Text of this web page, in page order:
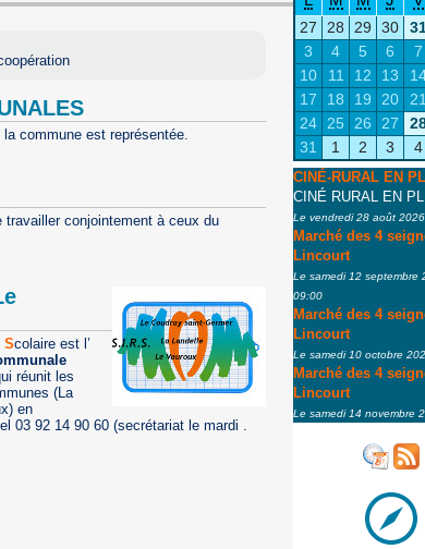
commune est représentée.
travailler conjointement à ceux du
Scolaire est l’
réunit les
(La
en
03 92 14 90 60 (secrétariat le mardi .
27 28 29 30
3
4 5 6 7
10
11 12 13
17
18 19 20 21
24
25 26 27
31
1 2 3 4
CINÉ-RURAL EN
CINÉ RURAL EN
Le vendredi 28 août 2026
Marché des 4
Lincourt
Le samedi 12 septembre
09:00
Marché des 4
Lincourt
Le samedi 10 octobre
Marché des 4
Lincourt
Le samedi 14 novembre